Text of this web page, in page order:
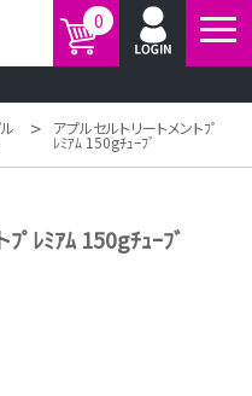
0
> アプルセルトリートメントﾌﾟ
ﾚﾐｱﾑ 150gﾁｭｰﾌﾞ
ﾌﾟﾚﾐｱﾑ 150gﾁｭｰﾌﾞ